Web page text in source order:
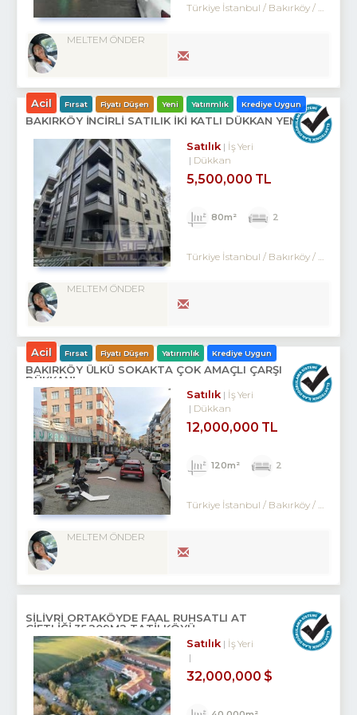
Türkiye İstanbul / Bakırköy/ Zuhuratbaba
MELTEM ÖNDER
Acil Fırsat Fiyatı Düşen Yeni Yatırımlık Krediye Uygun
BAKIRKÖY İNCİRLİ SATILIK İKİ KATLI DÜKKAN YENİ BİNA
Satılık
İş Yeri
Dükkan
5,500,000 TL
80m² 2
Türkiye İstanbul / Bakırköy/ Kartaltepe
MELTEM ÖNDER
Acil Fırsat Fiyatı Düşen Yatırımlık Krediye Uygun
BAKIRKÖY ÜLKÜ SOKAKTA ÇOK AMAÇLI ÇARŞI
DÜKKANI
Satılık
İş Yeri
Dükkan
12,000,000 TL
120m² 2
Türkiye İstanbul / Bakırköy/ Kartaltepe
MELTEM ÖNDER
SILIVRI ORTAKÖYDE FAAL RUHSATLI AT
ÇIFTLIĞI,35.209M2 TATILKÖYÜ
Satılık
İş Yeri
32,000,000 $